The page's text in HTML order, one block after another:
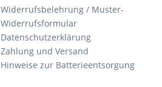
Widerrufsbelehrung / Muster-
Widerrufsformular
Datenschutzerklärung
Zahlung und Versand
Hinweise zur Batterieentsorgung